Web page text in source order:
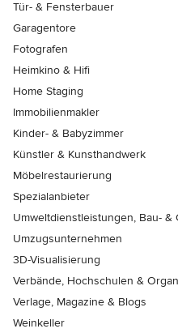
Tür- & Fensterbauer
Garagentore
Fotografen
Heimkino & Hifi
Home Staging
Immobilienmakler
Kinder- & Babyzimmer
Künstler & Kunsthandwerk
Möbelrestaurierung
Spezialanbieter
Umweltdienstleistungen, Bau- &
Umzugsunternehmen
3D-Visualisierung
Verbände, Hochschulen &
Verlage, Magazine & Blogs
Weinkeller